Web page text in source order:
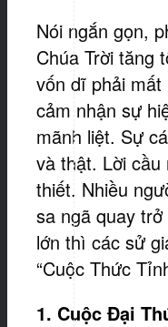
Nói ngắn gọn,
Chúa Trời tăng
vốn dĩ phải
cảm nhận sự
mãnh liệt. Sự
và thật. Lời cầu
thiết. Nhiều
sa ngã quay
lớn thì các sử
“Cuộc Thức
1. Cuộc Đại